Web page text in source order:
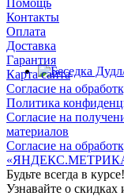
Контакты
Оплата
Доставка
Гарантия
Карта сайта
Согласие на
Политика
Согласие на
материалов
Согласие на
Будьте всегда в курсе!
Узнавайте о